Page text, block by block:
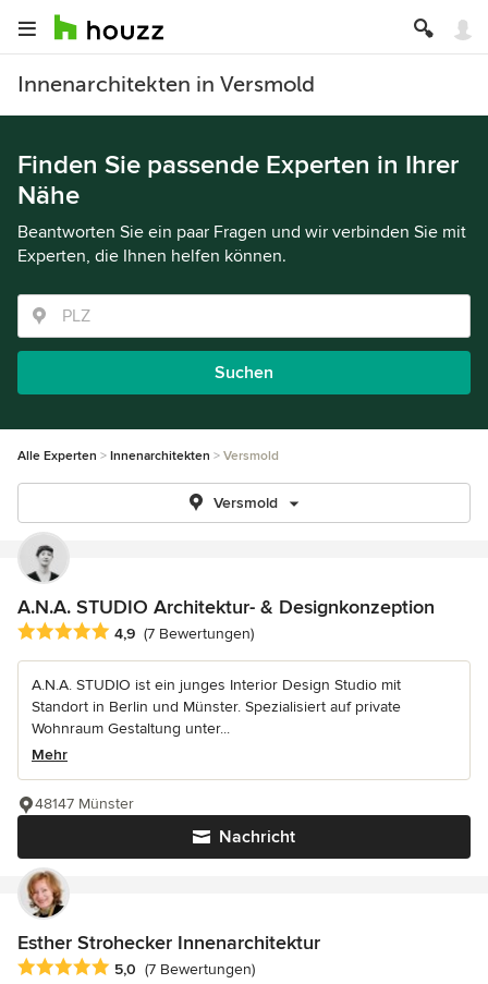
Innenarchitekten in Versmold
Finden Sie passende Experten in Ihrer
Nähe
Beantworten Sie ein paar Fragen und wir verbinden Sie mit
Experten, die Ihnen helfen können.
Suchen
Alle Experten Innenarchitekten Versmold
Versmold
A.N.A. STUDIO Architektur- & Designkonzeption
Durchschnittliche Bewertung: 4.9 von 5 Sternen
4,9 (7 Bewertungen)
A.N.A. STUDIO ist ein junges Interior Design Studio mit
Standort in Berlin und Münster. Spezialisiert auf private
Wohnraum Gestaltung unter...
Mehr
Nachricht
48147 Münster
Esther Strohecker Innenarchitektur
Durchschnittliche Bewertung: 5 von 5 Sternen
5,0 (7 Bewertungen)